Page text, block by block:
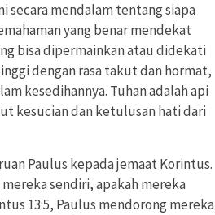
secara mendalam tentang siapa
yang benar mendekat
bisa dipermainkan atau didekati
dengan rasa takut dan hormat,
kesedihannya. Tuhan adalah api
kesucian dan ketulusan hati dari
Paulus kepada jemaat Korintus.
sendiri, apakah mereka
13:5, Paulus mendorong mereka